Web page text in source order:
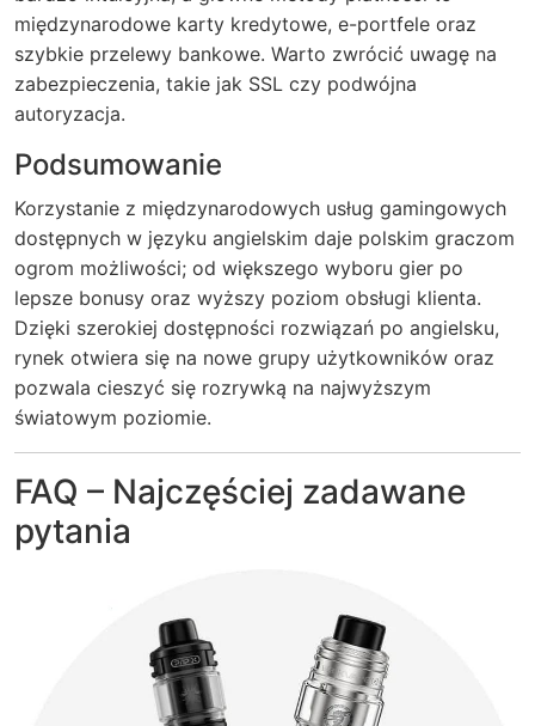
międzynarodowe karty kredytowe, e-portfele oraz
szybkie przelewy bankowe. Warto zwrócić uwagę na
zabezpieczenia, takie jak SSL czy podwójna
autoryzacja.
Podsumowanie
Korzystanie z międzynarodowych usług gamingowych
dostępnych w języku angielskim daje polskim graczom
ogrom możliwości; od większego wyboru gier po
lepsze bonusy oraz wyższy poziom obsługi klienta.
Dzięki szerokiej dostępności rozwiązań po angielsku,
rynek otwiera się na nowe grupy użytkowników oraz
pozwala cieszyć się rozrywką na najwyższym
światowym poziomie.
FAQ – Najczęściej zadawane
pytania